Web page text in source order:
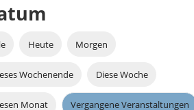
Heute Morgen
Wochenende Diese Woche
Monat Vergangene Veranstaltungen